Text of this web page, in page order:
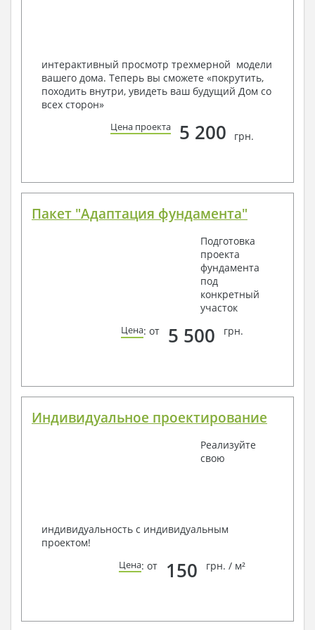
условий, за дополнительную плату.
Получить профессиональную консультацию у
наших специалистов, Вы можете любым
способом связи: закажите обратный звонок,
по viber, e-mail, телефон -
интерактивный просмотр трехмерной модели
вашего дома. Теперь вы сможете «покрутить,
походить внутри, увидеть ваш будущий Дом со
всех сторон»
Цена проекта 5 200 грн.
Пакет "Адаптация фундамента"
Подготовка
проекта
фундамента
под
конкретный
участок
Цена: от 5 500 грн.
Индивидуальное проектирование
Реализуйте
свою
индивидуальность с индивидуальным
проектом!
Цена: от 150 грн. / м²